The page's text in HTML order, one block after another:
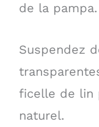
de la pampa.
Suspendez
ficelle de lin
naturel.